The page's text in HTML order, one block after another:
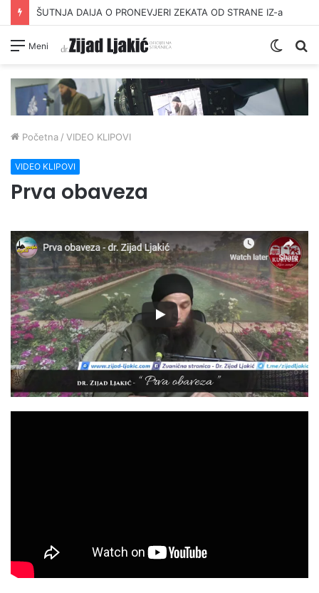
ŠUTNJA DAIJA O PRONEVJERI ZEKATA OD STRANE IZ-a
Meni
Switch
Početna / VIDEO KLIPOVI
VIDEO KLIPOVI
Prva obaveza